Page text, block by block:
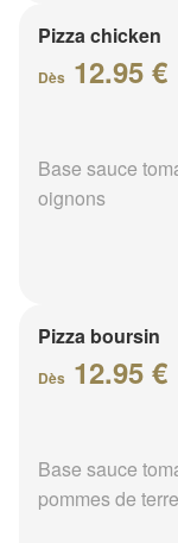
Pizza chicken
Dès 12.95 €
Base sauce
oignons
Pizza boursin
Dès 12.95 €
Base sauce
pommes de terre